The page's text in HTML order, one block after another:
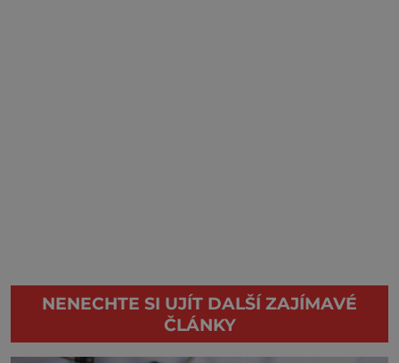
NENECHTE SI UJÍT DALŠÍ ZAJÍMAVÉ
ČLÁNKY